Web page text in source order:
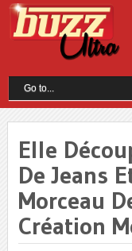
Elle
De Jeans
Morceau
Création